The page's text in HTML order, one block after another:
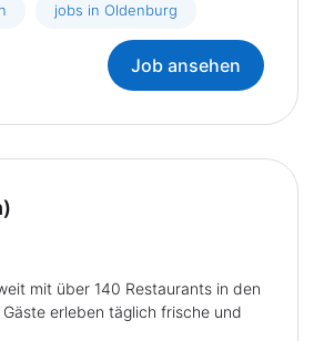
jobs in Oldenburg
Job ansehen
mit über 140 Restaurants in den
erleben täglich frische und